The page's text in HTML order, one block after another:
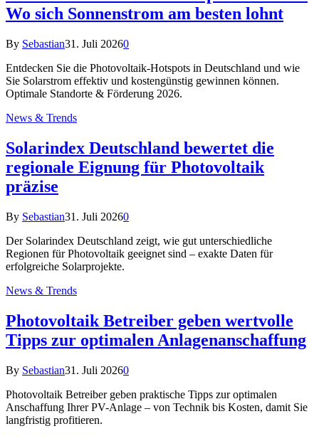
Wo sich Sonnenstrom am besten lohnt
By Sebastian31. Juli 20260
Entdecken Sie die Photovoltaik-Hotspots in Deutschland und wie
Sie Solarstrom effektiv und kostengünstig gewinnen können.
Optimale Standorte & Förderung 2026.
News & Trends
Solarindex Deutschland bewertet die
regionale Eignung für Photovoltaik
präzise
By Sebastian31. Juli 20260
Der Solarindex Deutschland zeigt, wie gut unterschiedliche
Regionen für Photovoltaik geeignet sind – exakte Daten für
erfolgreiche Solarprojekte.
News & Trends
Photovoltaik Betreiber geben wertvolle
Tipps zur optimalen Anlagenanschaffung
By Sebastian31. Juli 20260
Photovoltaik Betreiber geben praktische Tipps zur optimalen
Anschaffung Ihrer PV-Anlage – von Technik bis Kosten, damit Sie
langfristig profitieren.